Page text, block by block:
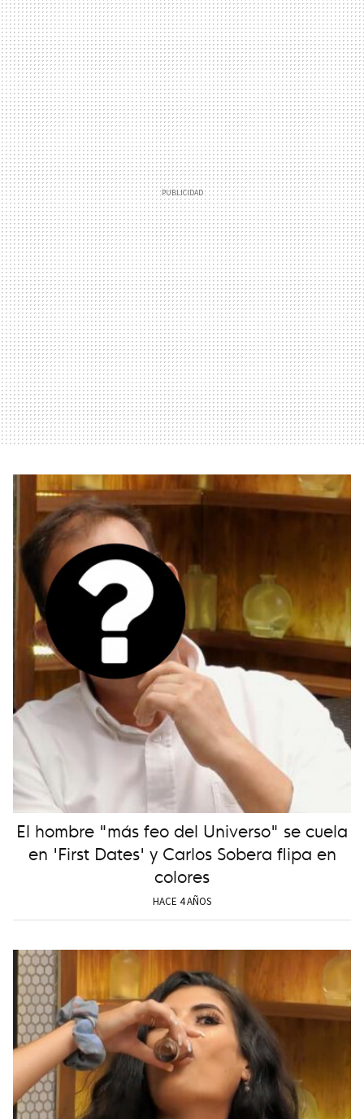
El hombre "más feo del Universo" se cuela
en 'First Dates' y Carlos Sobera flipa en
colores
HACE 4 AÑOS